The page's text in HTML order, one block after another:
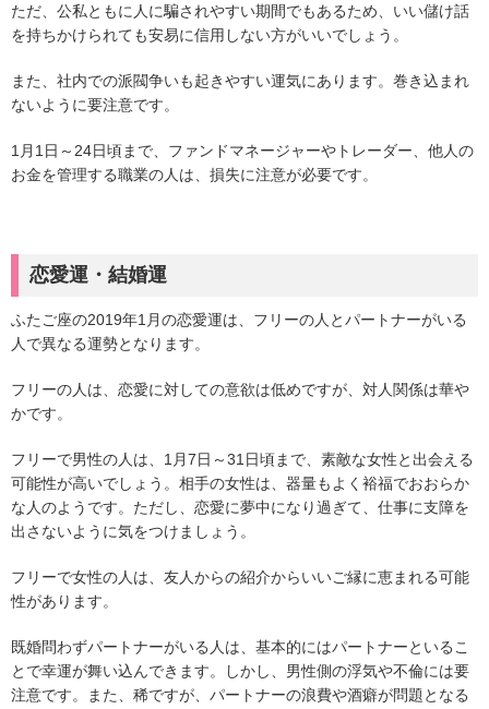
ただ、公私ともに人に騙されやすい期間でもあるため、いい儲け話
を持ちかけられても安易に信用しない方がいいでしょう。
また、社内での派閥争いも起きやすい運気にあります。巻き込まれ
ないように要注意です。
1月1日～24日頃まで、ファンドマネージャーやトレーダー、他人の
お金を管理する職業の人は、損失に注意が必要です。
恋愛運・結婚運
ふたご座の2019年1月の恋愛運は、フリーの人とパートナーがいる
人で異なる運勢となります。
フリーの人は、恋愛に対しての意欲は低めですが、対人関係は華や
かです。
フリーで男性の人は、1月7日～31日頃まで、素敵な女性と出会える
可能性が高いでしょう。相手の女性は、器量もよく裕福でおおらか
な人のようです。ただし、恋愛に夢中になり過ぎて、仕事に支障を
出さないように気をつけましょう。
フリーで女性の人は、友人からの紹介からいいご縁に恵まれる可能
性があります。
既婚問わずパートナーがいる人は、基本的にはパートナーといるこ
とで幸運が舞い込んできます。しかし、男性側の浮気や不倫には要
注意です。また、稀ですが、パートナーの浪費や酒癖が問題となる